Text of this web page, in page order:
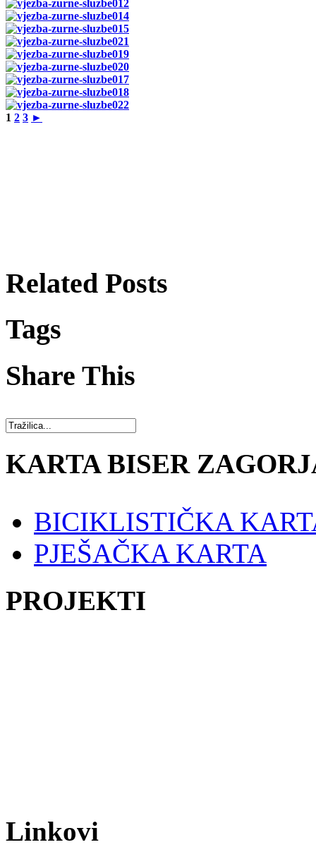
1 2 3 ►
Related Posts
Tags
Share This
KARTA BISER
BICIKLISTIČKA
PJEŠAČKA KARTA
PROJEKTI
Linkovi